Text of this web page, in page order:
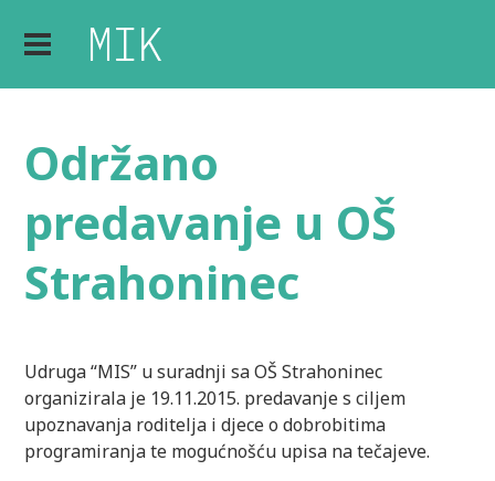
Održano
predavanje u OŠ
Strahoninec
Udruga “MIS” u suradnji sa OŠ Strahoninec
organizirala je 19.11.2015. predavanje s ciljem
upoznavanja roditelja i djece o dobrobitima
programiranja te mogućnošću upisa na tečajeve.